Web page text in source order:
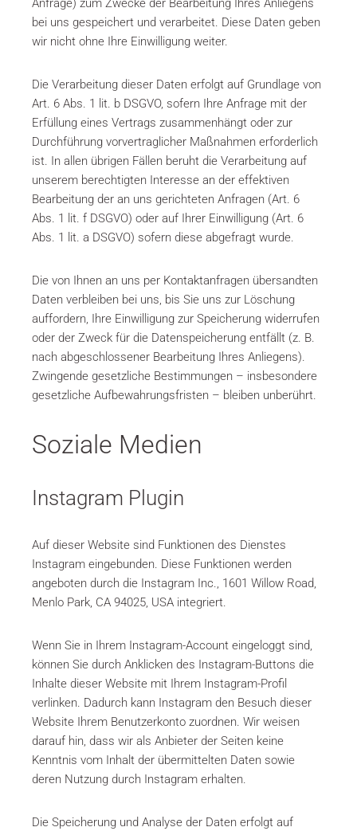
Anfrage) zum Zwecke der Bearbeitung Ihres Anliegens
bei uns gespeichert und verarbeitet. Diese Daten geben
wir nicht ohne Ihre Einwilligung weiter.
Die Verarbeitung dieser Daten erfolgt auf Grundlage von
Art. 6 Abs. 1 lit. b DSGVO, sofern Ihre Anfrage mit der
Erfüllung eines Vertrags zusammenhängt oder zur
Durchführung vorvertraglicher Maßnahmen erforderlich
ist. In allen übrigen Fällen beruht die Verarbeitung auf
unserem berechtigten Interesse an der effektiven
Bearbeitung der an uns gerichteten Anfragen (Art. 6
Abs. 1 lit. f DSGVO) oder auf Ihrer Einwilligung (Art. 6
Abs. 1 lit. a DSGVO) sofern diese abgefragt wurde.
Die von Ihnen an uns per Kontaktanfragen übersandten
Daten verbleiben bei uns, bis Sie uns zur Löschung
auffordern, Ihre Einwilligung zur Speicherung widerrufen
oder der Zweck für die Datenspeicherung entfällt (z. B.
nach abgeschlossener Bearbeitung Ihres Anliegens).
Zwingende gesetzliche Bestimmungen – insbesondere
gesetzliche Aufbewahrungsfristen – bleiben unberührt.
Soziale Medien
Instagram Plugin
Auf dieser Website sind Funktionen des Dienstes
Instagram eingebunden. Diese Funktionen werden
angeboten durch die Instagram Inc., 1601 Willow Road,
Menlo Park, CA 94025, USA integriert.
Wenn Sie in Ihrem Instagram-Account eingeloggt sind,
können Sie durch Anklicken des Instagram-Buttons die
Inhalte dieser Website mit Ihrem Instagram-Profil
verlinken. Dadurch kann Instagram den Besuch dieser
Website Ihrem Benutzerkonto zuordnen. Wir weisen
darauf hin, dass wir als Anbieter der Seiten keine
Kenntnis vom Inhalt der übermittelten Daten sowie
deren Nutzung durch Instagram erhalten.
Die Speicherung und Analyse der Daten erfolgt auf